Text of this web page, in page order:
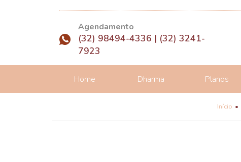
Agendamento
(32) 98494-4336 | (32) 3241-
7923
Home Dharma Planos
Início